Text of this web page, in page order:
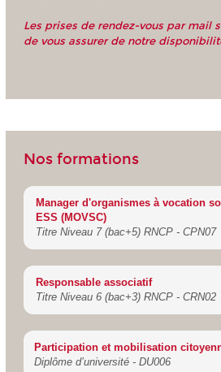
Les prises de rendez-vous par mail
de vous assurer de notre
Nos formations
Manager d'organismes à vocation
ESS (MOVSC)
Titre Niveau 7 (bac+5) RNCP - CPN07
Responsable associatif
Titre Niveau 6 (bac+3) RNCP - CRN02
Participation et mobilisation
Diplôme d’université - DU006